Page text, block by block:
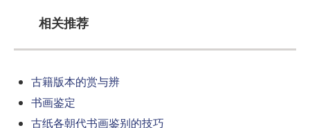
相关推荐
古籍版本的赏与辨
书画鉴定
古纸各朝代书画鉴别的技巧